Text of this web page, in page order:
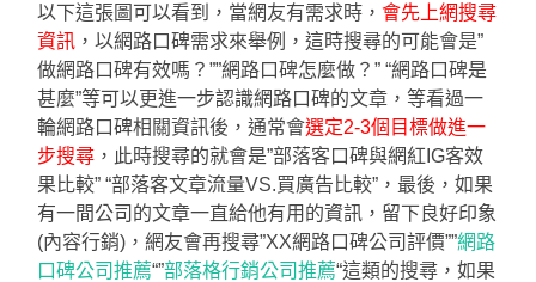
以下這張圖可以看到，當網友有需求時，會先上網搜尋
資訊 ，以網路口碑需求來舉例，這時搜尋的可能會是”
做網路口碑有效嗎？””網路口碑怎麼做？” “網路口碑是
甚麼”等可以更進一步認識網路口碑的文章，等看過一
輪網路口碑相關資訊後，通常會選定2-3個目標做進一
步搜尋 ，此時搜尋的就會是”部落客口碑與網紅IG客效
果比較” “部落客文章流量VS.買廣告比較”，最後，如果
有一間公司的文章一直給他有用的資訊，留下良好印象
(內容行銷)，網友會再搜尋”XX網路口碑公司評價””網路
口碑公司推薦“”部落格行銷公司推薦“這類的搜尋，如果